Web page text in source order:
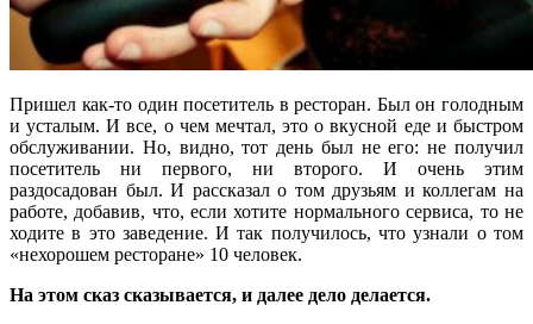
Пришел как-то один посетитель в ресторан. Был он голодным
и усталым. И все, о чем мечтал, это о вкусной еде и быстром
обслуживании. Но, видно, тот день был не его: не получил
посетитель ни первого, ни второго. И очень этим
раздосадован был. И рассказал о том друзьям и коллегам на
работе, добавив, что, если хотите нормального сервиса, то не
ходите в это заведение. И так получилось, что узнали о том
«нехорошем ресторане» 10 человек.
На этом сказ сказывается, и далее дело делается.